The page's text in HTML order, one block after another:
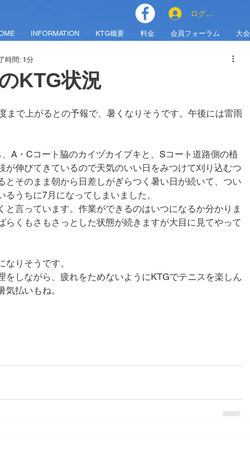
INFORMATION KTG概要 料金 会員フォーラム 大会
ログイン
KTG状況
時間: 1分
まで上がるとの予報で、暑くなりそうです。午後には雷雨
A・Cコート脇のカイヅカイブキと、Sコート道路側の植
が伸びてきているので天気のいい日をみつけて刈り込むつ
とそのまま朝から日差しがぎらつく暑い日が続いて、つい
うちに7月になってしまいました。
と言っています。作業ができるのはいつになるか分かりま
らくもさもさっとした状態が続きますが大目に見てやって
りそうです。
をしながら、疲れをためないようにKTGでテニスを楽しん
払いもね。